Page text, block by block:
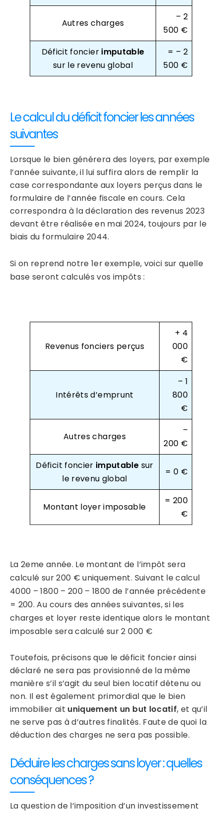
Autres charges
– 2
500 €
Déficit foncier imputable
sur le revenu global
= – 2
500 €
Le calcul du déficit foncier les années
suivantes
Lorsque le bien générera des loyers, par exemple
l’année suivante, il lui suffira alors de remplir la
case correspondante aux loyers perçus dans le
formulaire de l’année fiscale en cours. Cela
correspondra à la déclaration des revenus 2023
devant être réalisée en mai 2024, toujours par le
biais du formulaire 2044.
Si on reprend notre 1er exemple, voici sur quelle
base seront calculés vos impôts :
Revenus fonciers perçus
+ 4
000
€
Intérêts d’emprunt
– 1
800
€
Autres charges
–
200 €
Déficit foncier imputable sur
le revenu global
= 0 €
Montant loyer imposable
= 200
€
La 2eme année. Le montant de l’impôt sera
calculé sur 200 € uniquement. Suivant le calcul
4000 – 1800 – 200 – 1800 de l’année précédente
= 200. Au cours des années suivantes, si les
charges et loyer reste identique alors le montant
imposable sera calculé sur 2 000 €
Toutefois, précisons que le déficit foncier ainsi
déclaré ne sera pas provisionné de la même
manière s’il s’agit du seul bien locatif détenu ou
non. Il est également primordial que le bien
immobilier ait uniquement un but locatif, et qu’il
ne serve pas à d’autres finalités. Faute de quoi la
déduction des charges ne sera pas possible.
Déduire les charges sans loyer : quelles
conséquences ?
La question de l’imposition d’un investissement